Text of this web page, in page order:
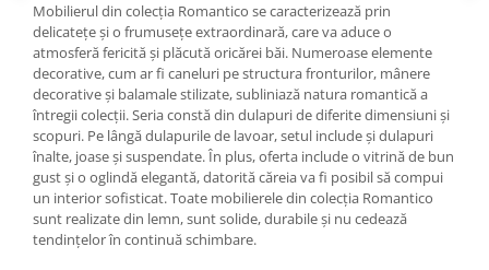
Mobilierul din colecția Romantico se caracterizează prin
delicatețe și o frumusețe extraordinară, care va aduce o
atmosferă fericită și plăcută oricărei băi. Numeroase elemente
decorative, cum ar fi caneluri pe structura fronturilor, mânere
decorative și balamale stilizate, subliniază natura romantică a
întregii colecții.Seria constă din dulapuri de diferite dimensiuni și
scopuri. Pe lângă dulapurile de lavoar, setul include și dulapuri
înalte, joase și suspendate.În plus, oferta include o vitrină de bun
gust și o oglindă elegantă, datorită căreia va fi posibil să compui
un interior sofisticat.Toate mobilierele din colecția Romantico
sunt realizate din lemn, sunt solide, durabile și nu cedează
tendințelor în continuă schimbare.